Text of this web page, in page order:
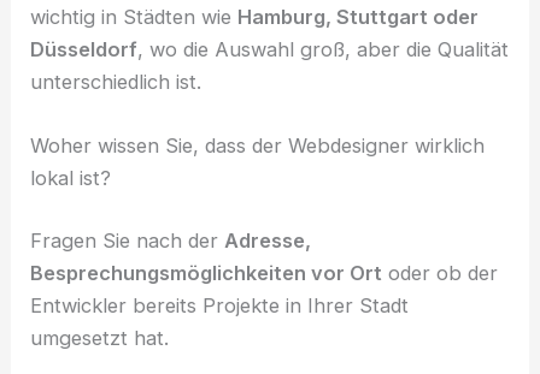
wichtig in Städten wie Hamburg, Stuttgart oder
Düsseldorf, wo die Auswahl groß, aber die Qualität
unterschiedlich ist.
Woher wissen Sie, dass der Webdesigner wirklich
lokal ist?
Fragen Sie nach derAdresse,
Besprechungsmöglichkeiten vor Ort oder ob der
Entwickler bereits Projekte in Ihrer Stadt
umgesetzt hat.